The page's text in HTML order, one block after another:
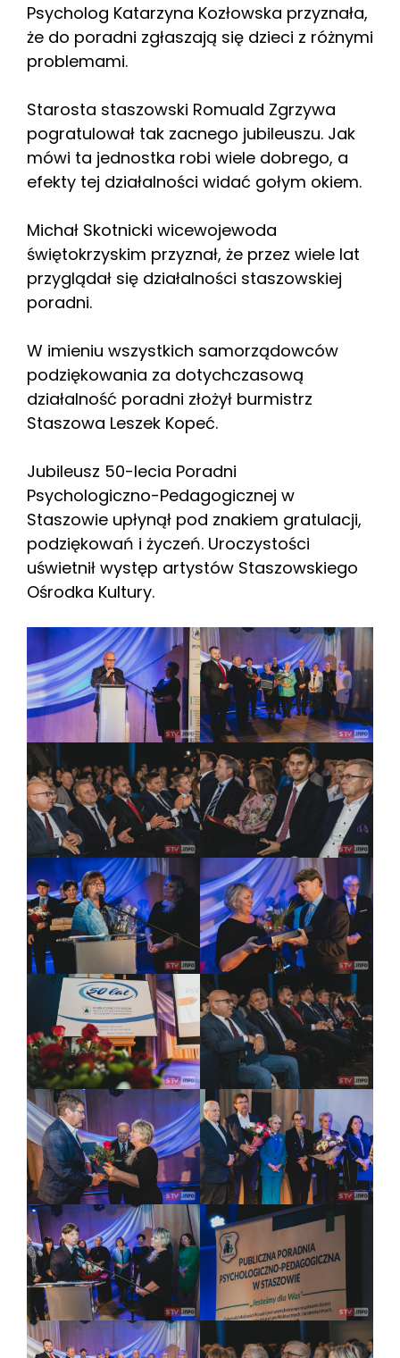
Psycholog Katarzyna Kozłowska przyznała,
że do poradni zgłaszają się dzieci z różnymi
problemami.
Starosta staszowski Romuald Zgrzywa
pogratulował tak zacnego jubileuszu. Jak
mówi ta jednostka robi wiele dobrego, a
efekty tej działalności widać gołym okiem.
Michał Skotnicki wicewojewoda
świętokrzyskim przyznał, że przez wiele lat
przyglądał się działalności staszowskiej
poradni.
W imieniu wszystkich samorządowców
podziękowania za dotychczasową
działalność poradni złożył burmistrz
Staszowa Leszek Kopeć.
Jubileusz 50-lecia Poradni
Psychologiczno-Pedagogicznej w
Staszowie upłynął pod znakiem gratulacji,
podziękowań i życzeń. Uroczystości
uświetnił występ artystów Staszowskiego
Ośrodka Kultury.